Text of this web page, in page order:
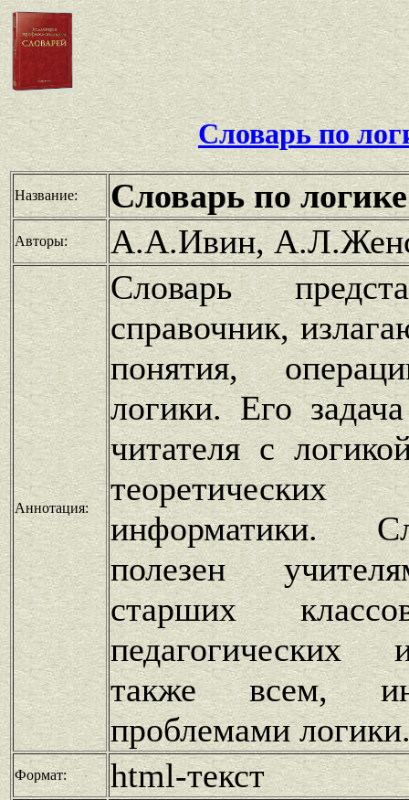
Словарь по
Название: Словарь по логике
Авторы: А.А.Ивин,
Аннотация:
Словарь
справочник,
понятия,
логики. Его
читателя с
информатики.
полезен
старших
педагогических
также всем,
проблемами
Формат: html-текст